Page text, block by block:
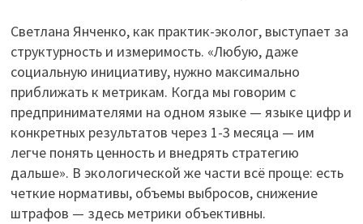
Светлана Янченко, как практик-эколог, выступает за
структурность и измеримость. «Любую, даже
социальную инициативу, нужно максимально
приближать к метрикам. Когда мы говорим с
предпринимателями на одном языке — языке цифр и
конкретных результатов через 1-3 месяца — им
легче понять ценность и внедрять стратегию
дальше». В экологической же части всё проще: есть
четкие нормативы, объемы выбросов, снижение
штрафов — здесь метрики объективны.